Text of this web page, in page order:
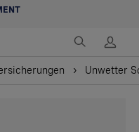
Unwetter